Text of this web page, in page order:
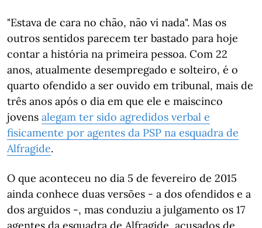
"Estava de cara no chão, não vi nada". Mas os
outros sentidos parecem ter bastado para hoje
contar a história na primeira pessoa. Com 22
anos, atualmente desempregado e solteiro, é o
quarto ofendido a ser ouvido em tribunal, mais de
três anos após o dia em que ele e maiscinco
jovens alegam ter sido agredidos verbal e
fisicamente por agentes da PSP na esquadra de
Alfragide.
O que aconteceu no dia 5 de fevereiro de 2015
ainda conhece duas versões - a dos ofendidos e a
dos arguidos -, mas conduziu a julgamento os 17